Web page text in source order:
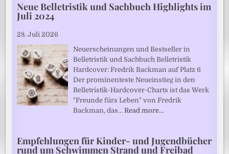
Neue Belletristik und Sachbuch Highlights im
Juli 2024
28. Juli 2026
Neuerscheinungen und Bestseller in
Belletristik und Sachbuch Belletristik
Hardcover: Fredrik Backman auf Platz 6
Der prominenteste Neueinstieg in den
Belletristik-Hardcover-Charts ist das Werk
"Freunde fürs Leben" von Fredrik
Backman, das…Read more…
Empfehlungen für Kinder- und Jugendbücher
rund um Schwimmen Strand und Freibad